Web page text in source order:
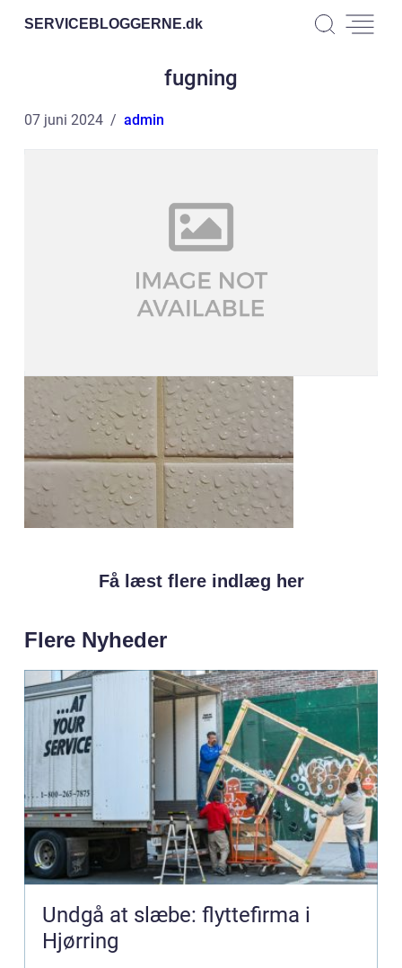
SERVICEBLOGGERNE.dk
fugning
07 juni 2024 admin
Få læst flere indlæg her
Flere Nyheder
Undgå at slæbe: flyttefirma i
Hjørring